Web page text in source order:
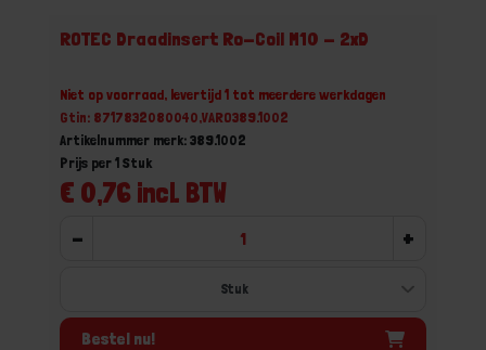
ROTEC Draadinsert Ro-Coil M10 - 2xD
Niet op voorraad, levertijd 1 tot meerdere werkdagen
Gtin: 8717832080040,VARO389.1002
Artikelnummer merk: 389.1002
€ 0,76 incl. BTW
Prijs per 1 Stuk
- +
Bestel nu!